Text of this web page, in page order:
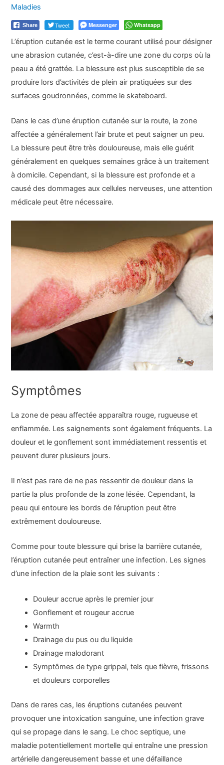
Maladies
Share Tweet Messenger Whatsapp
L’éruption cutanée est le terme courant utilisé pour désigner
une abrasion cutanée, c’est-à-dire une zone du corps où la
peau a été grattée. La blessure est plus susceptible de se
produire lors d’activités de plein air pratiquées sur des
surfaces goudronnées, comme le skateboard.
Dans le cas d’une éruption cutanée sur la route, la zone
affectée a généralement l’air brute et peut saigner un peu.
La blessure peut être très douloureuse, mais elle guérit
généralement en quelques semaines grâce à un traitement
à domicile. Cependant, si la blessure est profonde et a
causé des dommages aux cellules nerveuses, une attention
médicale peut être nécessaire.
Symptômes
La zone de peau affectée apparaîtra rouge, rugueuse et
enflammée. Les saignements sont également fréquents. La
douleur et le gonflement sont immédiatement ressentis et
peuvent durer plusieurs jours.
Il n’est pas rare de ne pas ressentir de douleur dans la
partie la plus profonde de la zone lésée. Cependant, la
peau qui entoure les bords de l’éruption peut être
extrêmement douloureuse.
Comme pour toute blessure qui brise la barrière cutanée,
l’éruption cutanée peut entraîner une infection. Les signes
d’une infection de la plaie sont les suivants :
Douleur accrue après le premier jour
Gonflement et rougeur accrue
Warmth
Drainage du pus ou du liquide
Drainage malodorant
Symptômes de type grippal, tels que fièvre, frissons
et douleurs corporelles
Dans de rares cas, les éruptions cutanées peuvent
provoquer une intoxication sanguine, une infection grave
qui se propage dans le sang. Le choc septique, une
maladie potentiellement mortelle qui entraîne une pression
artérielle dangereusement basse et une défaillance